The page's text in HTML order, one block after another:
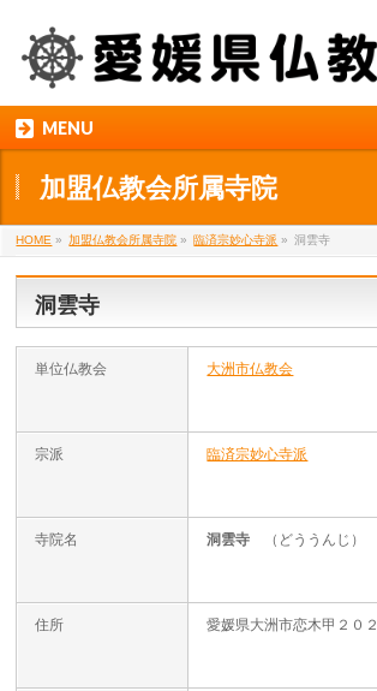
MENU
加盟仏教会所属寺院
HOME » 加盟仏教会所属寺院 » 臨済宗妙心寺派 » 洞雲寺
洞雲寺
単位仏教会 大洲市仏教会
宗派 臨済宗妙心寺派
寺院名 洞雲寺 （どううんじ）
住所 愛媛県大洲市恋木甲２０２